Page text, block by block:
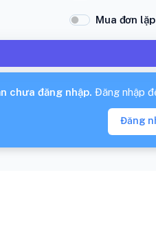
Mua đơn
chưa đăng nhập. Đăng nhập
Đăng